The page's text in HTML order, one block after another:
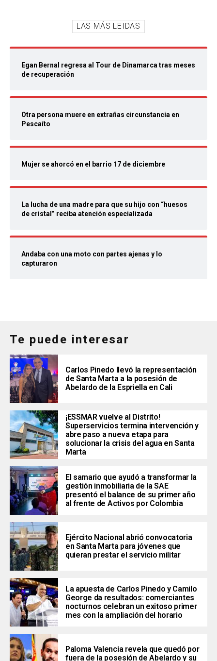
LAS MÁS LEIDAS
Egan Bernal regresa al Tour de Dinamarca tras meses
de recuperación
Otra persona muere en extrañas circunstancia en
Pescaíto
Mujer se ahorcó en el barrio 17 de diciembre
La lucha de una madre para que su hijo con “huesos
de cristal” reciba atención especializada
Andaba con una moto con partes ajenas y lo
capturaron
Te puede interesar
Carlos Pinedo llevó la representación
de Santa Marta a la posesión de
Abelardo de la Espriella en Cali
¡ESSMAR vuelve al Distrito!
Superservicios termina intervención y
abre paso a nueva etapa para
solucionar la crisis del agua en Santa
Marta
El samario que ayudó a transformar la
gestión inmobiliaria de la SAE
presentó el balance de su primer año
al frente de Activos por Colombia
Ejército Nacional abrió convocatoria
en Santa Marta para jóvenes que
quieran prestar el servicio militar
La apuesta de Carlos Pinedo y Camilo
George da resultados: comerciantes
nocturnos celebran un exitoso primer
mes con la ampliación del horario
Paloma Valencia revela que quedó por
fuera de la posesión de Abelardo y su